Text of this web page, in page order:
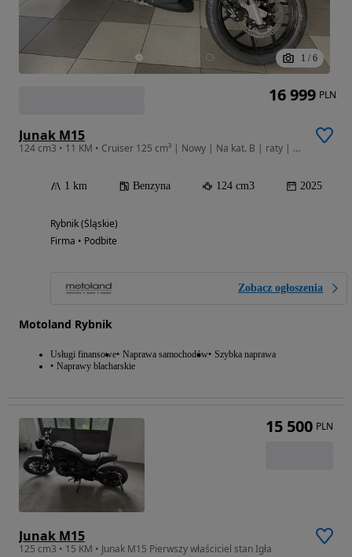
1 / 6
Junak M15
124 cm3 • 11 KM • Cruiser 125 cm³ | Nowy | Na kat. B | raty | FV23%
1 km Benzyna 124 cm3 2025
Rybnik (Śląskie)
Firma • Podbite
Zobacz ogłoszenia
Motoland Rybnik
Usługi finansowe Naprawa samochodów Szybka naprawa
Naprawy blacharskie
16 999 PLN
Junak M15
125 cm3 • 15 KM • Junak M15 Pierwszy właściciel stan Igła
15 500 PLN